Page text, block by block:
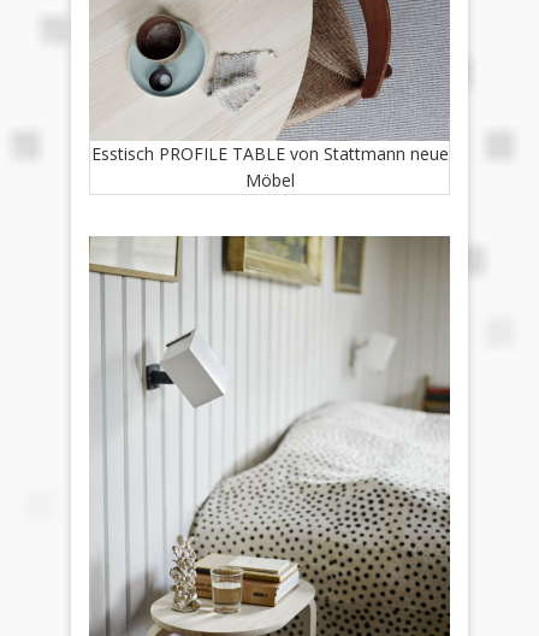
Esstisch PROFILE TABLE von Stattmann neue
Möbel